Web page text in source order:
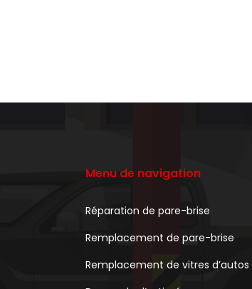
Menu de navigation
Réparation de pare-brise
Remplacement de pare-brise
Remplacement de vitres d’autos